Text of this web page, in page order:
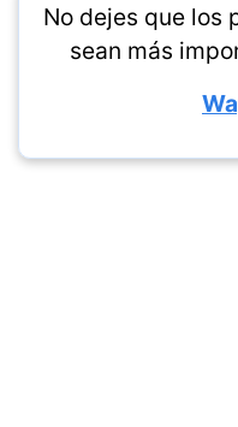
No dejes que los
sean más